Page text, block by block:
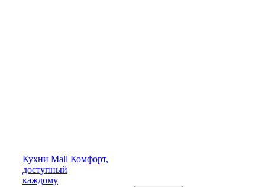
Кухни Mall Комфорт,
доступный
каждому